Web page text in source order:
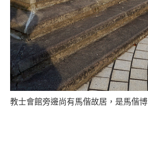
教士會館旁邊尚有馬偕故居，是馬偕